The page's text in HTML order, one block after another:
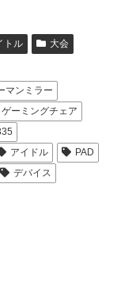
トル
大会
マンミラー
ゲーミングチェア
アイドル
PAD
デバイス